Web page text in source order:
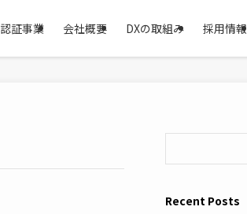
認証事業 会社概要 DXの取組み 採用情報
Recent Posts